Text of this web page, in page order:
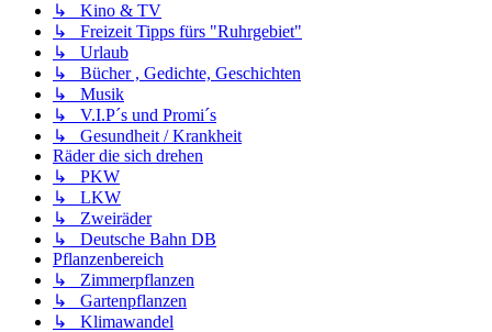
↳ Kino & TV
↳ Freizeit Tipps fürs "Ruhrgebiet"
↳ Urlaub
↳ Bücher , Gedichte, Geschichten
↳ Musik
↳ V.I.P´s und Promi´s
↳ Gesundheit / Krankheit
Räder die sich drehen
↳ PKW
↳ LKW
↳ Zweiräder
↳ Deutsche Bahn DB
Pflanzenbereich
↳ Zimmerpflanzen
↳ Gartenpflanzen
↳ Klimawandel